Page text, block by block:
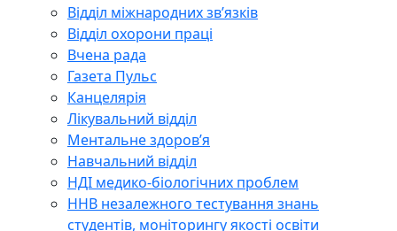
Відділ міжнародних зв’язків
Відділ охорони праці
Вчена рада
Газета Пульс
Канцелярія
Лікувальний відділ
Ментальне здоров’я
Навчальний відділ
НДІ медико-біологічних проблем
ННВ незалежного тестування знань
студентів, моніторингу якості освіти